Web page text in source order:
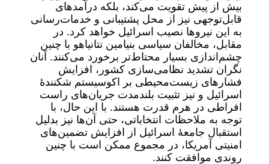
بیش از پیش تقویت می‌کند، بلکه درآمدهای
قابل‌توجهی نیز از محل پشتیبانی و خدمات‌رسانی
به این نیروها نصیب اسرائیل خواهد کرد. در
مقابل، مخالفان سیاسی بنیامین نتانیاهو با چنین
چشم‌اندازی بسیار محتاط‌تر برخورد می‌کنند. آنان
نگران تشدید نظامی‌سازی کشور، افزایش
فشارهای زیست‌محیطی بر اکوسیستم شکنندۀ
اسرائیل و نیز تثبیت بلندمدت جریان‌های راست
افراطی در هرم قدرت هستند. با این حال، با
توجه به ملاحظات انتخاباتی، حتی آن‌ها نیز بدلیل
استقبال جامعۀ اسرائیل از افزایش تضمین‌های
امنیتی آمریکا، در مجموع ممکن است با چنین
روندی موافقت کنند.